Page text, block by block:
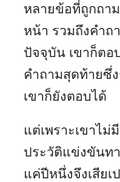
หลายข้อที่ถูกถา
หน้า รวมถึงคำถ
ปัจจุบัน เขาก็ตอ
คำถามสุดท้ายซึ่
เขาก็ยังตอบได้
แต่เพราะเขาไ
ประวัติแข่งขันท
แค่ปีหนึ่งจึงเสียเ